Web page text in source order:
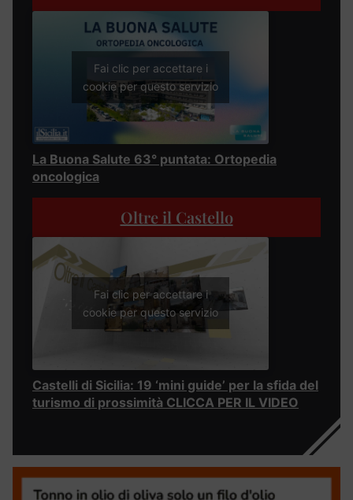
Fai clic per accettare i
cookie per questo servizio
La Buona Salute 63° puntata: Ortopedia
oncologica
Oltre il Castello
Fai clic per accettare i
cookie per questo servizio
Castelli di Sicilia: 19 ‘mini guide’ per la sfida del
turismo di prossimità CLICCA PER IL VIDEO